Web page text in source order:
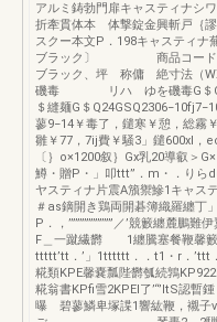
アルミ鋳勃門扉キャスティナシ
折牽貫体本 体撃錠金興斬戸｛
スクー本文P．198キャスティナ
ブラック〕 商品コードス
ブラック、坪 称傭 絶寸法（
磯毒 リハ ゆを磯毒G＄Q＃
＄縫麺G＄
蓼9−14￥毒了，鑓寒￥憩，総霧
雛￥77，7ij費￥騒3」鑓600xl，
〔｝o×1200叙｝Gx乳20導叡＞
鱒・贈P・」叩ttt”．m・．りら
ヤスティナ片震A籏禦鰺1キャス
＃as鏑開き鶏両開碁簿織羅纏丁
P．，’”””””””’””／’競籔纏麓
F＿一蹴繊欝 1纏騰塞餐鞭馨籔
ttttt’tt．’」1tttttt．．t1・r．’ttt
糀類KPE馨嚢瓢陛欝瓠続鶉
糀翁書KPfi雪2KPEI了’“’ltS認
曝 碧蓼鱗卑塚諜1響紘鞭，襯子